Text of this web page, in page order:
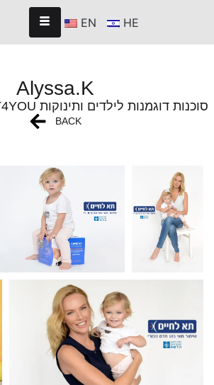
EN HE
Alyssa.K
KIDS & BABY - T4YOU סוכנות דוגמנות לילדים ותינוקות
BACK